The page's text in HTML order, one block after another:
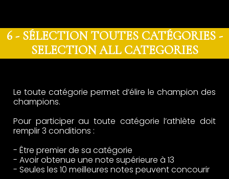
6 - SÉLECTION TOUTES CATÉGORIES -
SELECTION ALL CATEGORIES
Le toute catégorie permet d’élire le champion des
champions.
Pour participer au toute catégorie l’athlète doit
remplir 3 conditions :
- Être premier de sa catégorie
- Avoir obtenue une note supérieure à 13
- Seules les 10 meilleures notes peuvent concourir